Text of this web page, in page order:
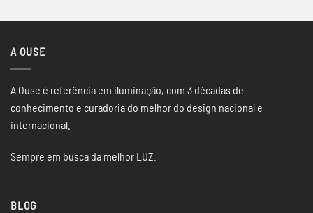
A OUSE
A Ouse é referência em iluminação, com 3 décadas de
conhecimento e curadoria do melhor do design nacional e
internacional.
Sempre em busca da melhor LUZ.
BLOG